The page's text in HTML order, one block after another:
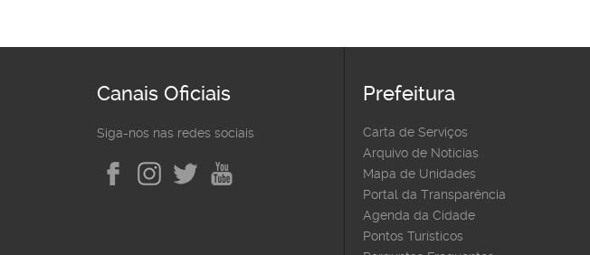
Canais Oficiais
Siga-nos nas redes sociais
Prefeitura
Carta de Serviços
Arquivo de Notícias
Mapa de Unidades
Portal da Transparência
Agenda da Cidade
Pontos Turísticos